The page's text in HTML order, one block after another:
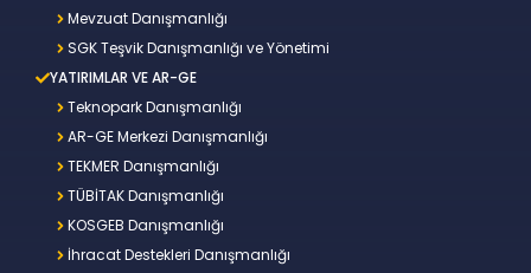
Mevzuat Danışmanlığı
SGK Teşvik Danışmanlığı ve Yönetimi
YATIRIMLAR VE AR-GE
Teknopark Danışmanlığı
AR-GE Merkezi Danışmanlığı
TEKMER Danışmanlığı
TÜBİTAK Danışmanlığı
KOSGEB Danışmanlığı
İhracat Destekleri Danışmanlığı